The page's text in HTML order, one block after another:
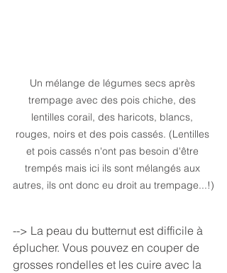
Un mélange de légumes secs après
trempage avec des pois chiche, des
lentilles corail, des haricots, blancs,
rouges, noirs et des pois cassés. (Lentilles
et pois cassés n'ont pas besoin d'être
trempés mais ici ils sont mélangés aux
autres, ils ont donc eu droit au trempage...!)
--> La peau du butternut est difficile à
éplucher. Vous pouvez en couper de
grosses rondelles et les cuire avec la